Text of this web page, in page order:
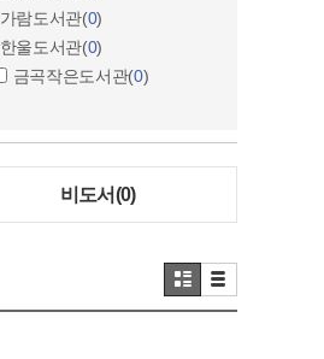
가람도서관(0)
한울도서관(0)
금곡작은도서관(0)
비도서(0)